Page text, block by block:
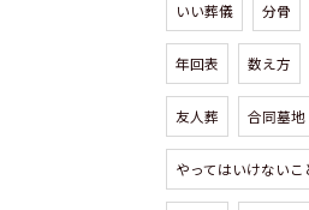
いい葬儀 分骨
年回表 数え方
友人葬 合同墓地
やってはいけないこ